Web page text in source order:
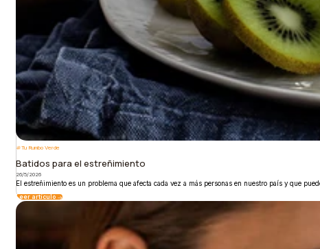
Tu Rumbo Verde
Batidos para el estreñimiento
26/5/2026
El estreñimiento es un problema que afecta cada vez a más personas en nuestro país y que
Leer artículo